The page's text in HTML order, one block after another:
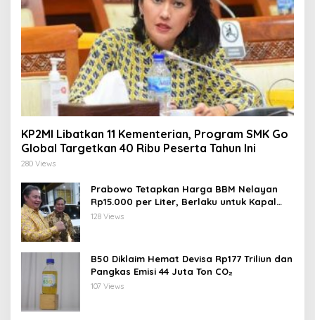
KP2MI Libatkan 11 Kementerian, Program SMK Go
Global Targetkan 40 Ribu Peserta Tahun Ini
280 Views
Prabowo Tetapkan Harga BBM Nelayan
Rp15.000 per Liter, Berlaku untuk Kapal
30-200 GT
128 Views
B50 Diklaim Hemat Devisa Rp177 Triliun dan
Pangkas Emisi 44 Juta Ton CO₂
107 Views